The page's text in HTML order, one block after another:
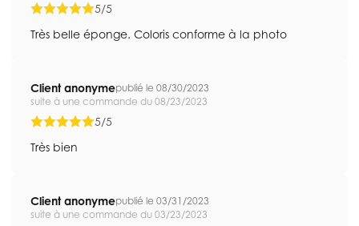
5/5
Très belle éponge. Coloris conforme à la photo
Client anonymepublié le 08/30/2023
suite à une commande du 08/23/2023
5/5
Très bien
Client anonymepublié le 03/31/2023
suite à une commande du 03/23/2023